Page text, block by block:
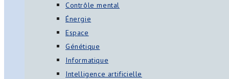
Contrôle mental
Énergie
Espace
Génétique
Informatique
Intelligence artificielle